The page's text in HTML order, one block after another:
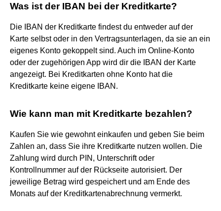
Was ist der IBAN bei der Kreditkarte?
Die IBAN der Kreditkarte findest du entweder auf der
Karte selbst oder in den Vertragsunterlagen, da sie an ein
eigenes Konto gekoppelt sind. Auch im Online-Konto
oder der zugehörigen App wird dir die IBAN der Karte
angezeigt. Bei Kreditkarten ohne Konto hat die
Kreditkarte keine eigene IBAN.
Wie kann man mit Kreditkarte bezahlen?
Kaufen Sie wie gewohnt einkaufen und geben Sie beim
Zahlen an, dass Sie ihre Kreditkarte nutzen wollen. Die
Zahlung wird durch PIN, Unterschrift oder
Kontrollnummer auf der Rückseite autorisiert. Der
jeweilige Betrag wird gespeichert und am Ende des
Monats auf der Kreditkartenabrechnung vermerkt.